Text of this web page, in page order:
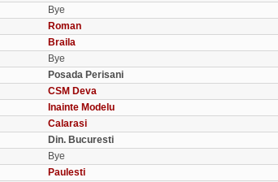
Bye
Roman
Braila
Bye
Posada Perisani
CSM Deva
Inainte Modelu
Calarasi
Din. Bucuresti
Bye
Paulesti